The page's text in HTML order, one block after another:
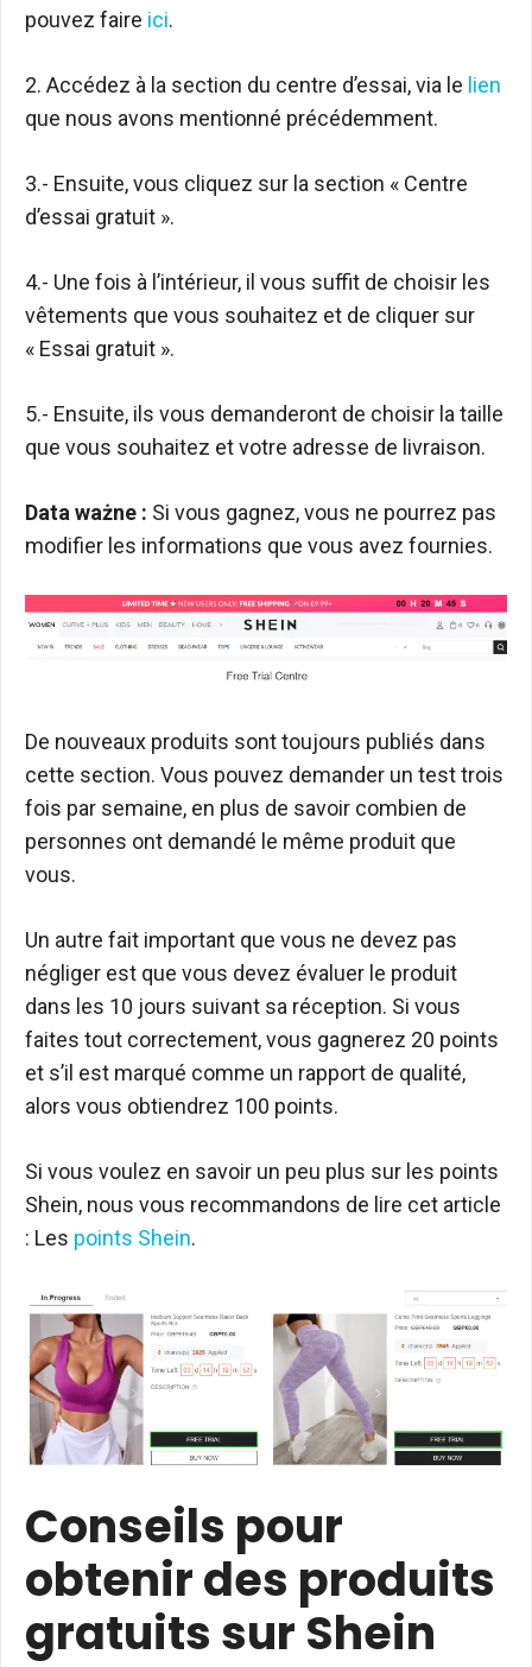
pouvez faire ici.
2. Accédez à la section du centre d’essai, via le lien
que nous avons mentionné précédemment.
3.- Ensuite, vous cliquez sur la section « Centre
d’essai gratuit ».
4.- Une fois à l’intérieur, il vous suffit de choisir les
vêtements que vous souhaitez et de cliquer sur
« Essai gratuit ».
5.- Ensuite, ils vous demanderont de choisir la taille
que vous souhaitez et votre adresse de livraison.
Data ważne : Si vous gagnez, vous ne pourrez pas
modifier les informations que vous avez fournies.
De nouveaux produits sont toujours publiés dans
cette section. Vous pouvez demander un test trois
fois par semaine, en plus de savoir combien de
personnes ont demandé le même produit que
vous.
Un autre fait important que vous ne devez pas
négliger est que vous devez évaluer le produit
dans les 10 jours suivant sa réception. Si vous
faites tout correctement, vous gagnerez 20 points
et s’il est marqué comme un rapport de qualité,
alors vous obtiendrez 100 points.
Si vous voulez en savoir un peu plus sur les points
Shein, nous vous recommandons de lire cet article
: Les points Shein.
Conseils pour
obtenir des produits
gratuits sur Shein